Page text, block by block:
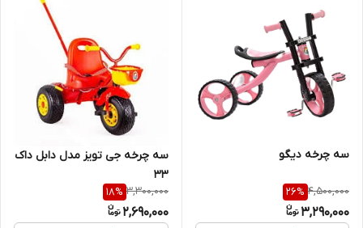
سه چرخه دیگو
4,500,000
26%
3,290,000
سه چرخه جی تویز مدل دابل داک
۳۳
3,300,000
18%
2,690,000